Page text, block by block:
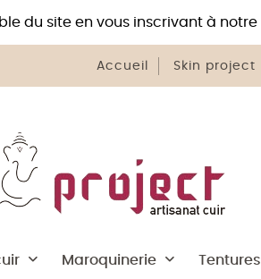
du site en vous inscrivant à notre
Accueil Skin project
Maroquinerie Tentures